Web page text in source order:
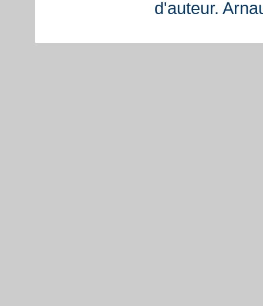
d'auteur.